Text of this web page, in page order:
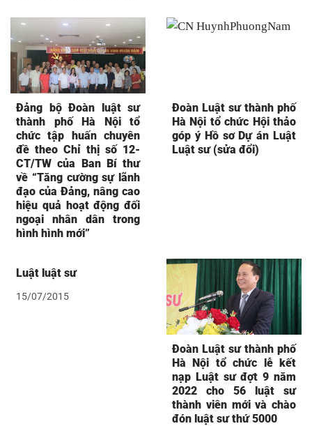
Đảng bộ Đoàn luật sư
thành phố Hà Nội tổ
chức tập huấn chuyên
đề theo Chỉ thị số 12-
CT/TW của Ban Bí thư
về “Tăng cường sự lãnh
đạo của Đảng, nâng cao
hiệu quả hoạt động đối
ngoại nhân dân trong
hình hình mới”
Đoàn Luật sư thành phố
Hà Nội tổ chức Hội thảo
góp ý Hồ sơ Dự án Luật
Luật sư (sửa đổi)
Luật luật sư
15/07/2015
Đoàn Luật sư thành phố
Hà Nội tổ chức lễ kết
nạp Luật sư đợt 9 năm
2022 cho 56 luật sư
thành viên mới và chào
đón luật sư thứ 5000